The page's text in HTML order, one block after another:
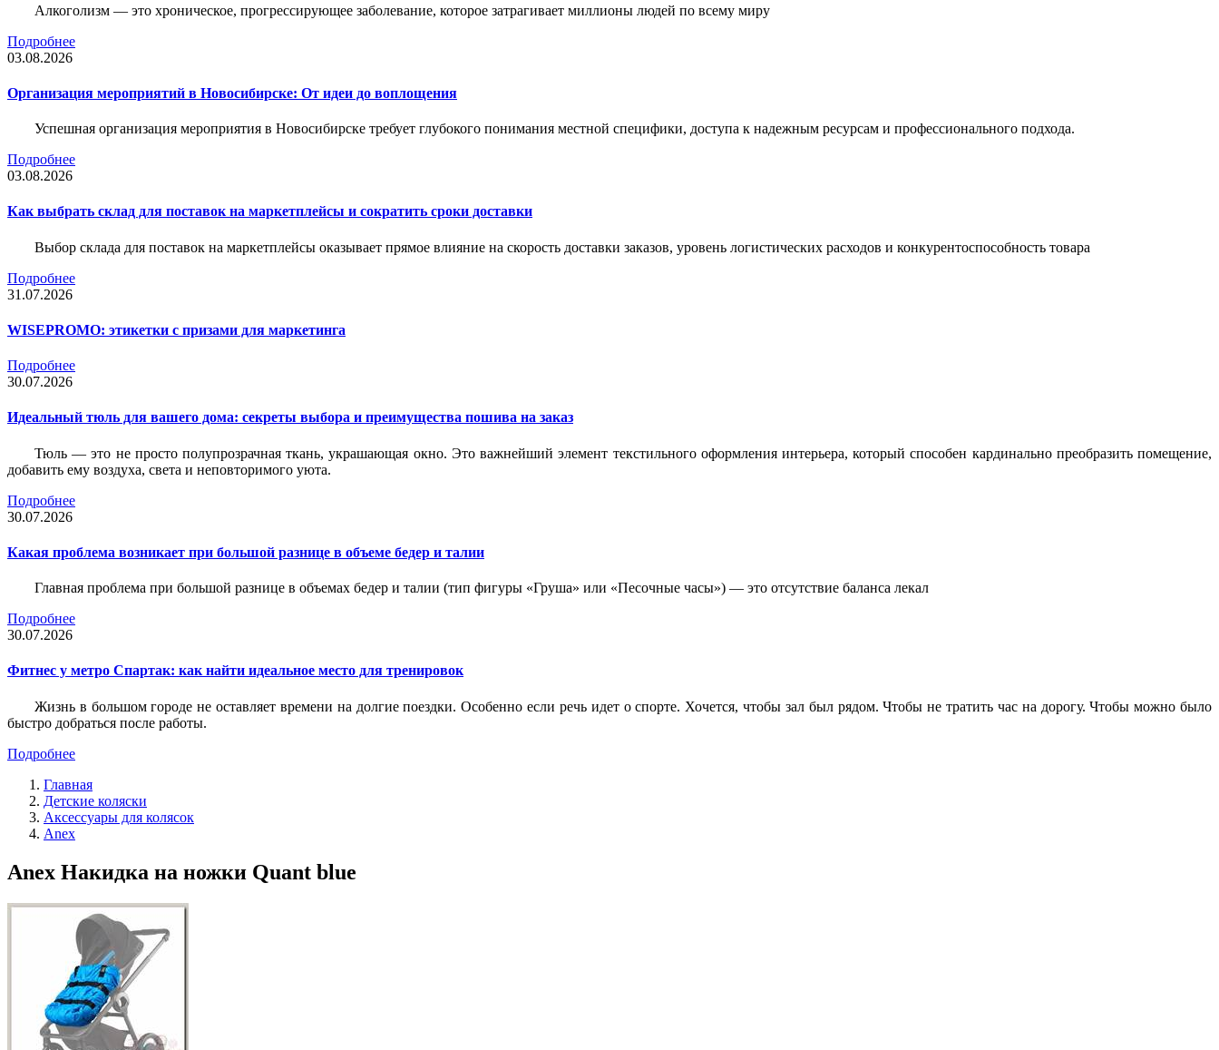
Алкоголизм — это хроническое, прогрессирующее заболевание, которое затрагивает миллионы людей по всему миру
Подробнее
03.08.2026
Организация мероприятий в Новосибирске: От идеи до воплощения
Успешная организация мероприятия в Новосибирске требует глубокого понимания местной специфики, доступа к надежным ресурсам и профессионального подхода.
Подробнее
03.08.2026
Как выбрать склад для поставок на маркетплейсы и сократить сроки доставки
Выбор склада для поставок на маркетплейсы оказывает прямое влияние на скорость доставки заказов, уровень логистических расходов и конкурентоспособность товара
Подробнее
31.07.2026
WISEPROMO: этикетки с призами для маркетинга
Подробнее
30.07.2026
Идеальный тюль для вашего дома: секреты выбора и преимущества пошива на заказ
Тюль — это не просто полупрозрачная ткань, украшающая окно. Это важнейший элемент текстильного оформления интерьера, который способен кардинально преобразить помещение,
добавить ему воздуха, света и неповторимого уюта.
Подробнее
30.07.2026
Какая проблема возникает при большой разнице в объеме бедер и талии
Главная проблема при большой разнице в объемах бедер и талии (тип фигуры «Груша» или «Песочные часы») — это отсутствие баланса лекал
Подробнее
30.07.2026
Фитнес у метро Спартак: как найти идеальное место для тренировок
Жизнь в большом городе не оставляет времени на долгие поездки. Особенно если речь идет о спорте. Хочется, чтобы зал был рядом. Чтобы не тратить час на дорогу. Чтобы можно было
быстро добраться после работы.
Подробнее
Главная
Детские коляски
Аксессуары для колясок
Anex
Anex Накидка на ножки Quant blue